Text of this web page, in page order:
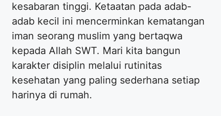
kesabaran tinggi. Ketaatan pada adab-
adab kecil ini mencerminkan kematangan
iman seorang muslim yang bertaqwa
kepada Allah SWT. Mari kita bangun
karakter disiplin melalui rutinitas
kesehatan yang paling sederhana setiap
harinya di rumah.